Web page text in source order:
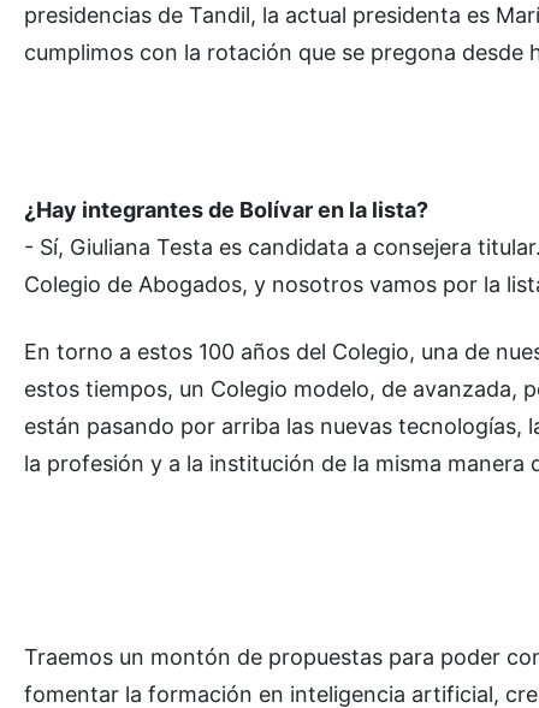
presidencias de Tandil, la actual presidenta es
cumplimos con la rotación que se pregona desde
¿Hay integrantes de Bolívar en la lista?
- Sí, Giuliana Testa es candidata a consejera
Colegio de Abogados, y nosotros vamos por la
En torno a estos 100 años del Colegio, una de
estos tiempos, un Colegio modelo, de avanzada,
están pasando por arriba las nuevas
la profesión y a la institución de la misma
Traemos un montón de propuestas para poder
fomentar la formación en inteligencia artificial,